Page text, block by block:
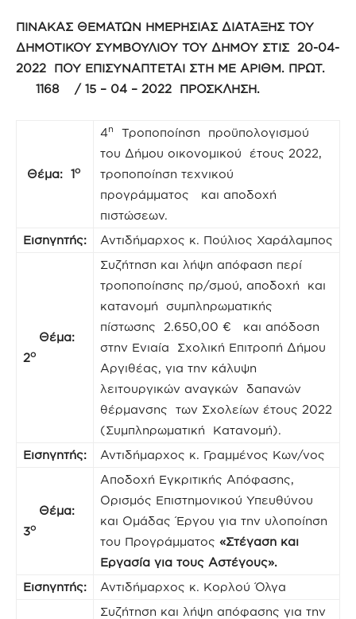
ΠΙΝΑΚΑΣ ΘΕΜΑΤΩΝ ΗΜΕΡΗΣΙΑΣ ΔΙΑΤΑΞΗΣ ΤΟΥ
ΔΗΜΟΤΙΚΟΥ ΣΥΜΒΟΥΛΙΟΥ ΤΟΥ ΔΗΜΟΥ ΣΤΙΣ 20-04-
2022 ΠΟΥ ΕΠΙΣΥΝΑΠΤΕΤΑΙ ΣΤΗ ΜΕ ΑΡΙΘΜ. ΠΡΩΤ.
1168 / 15 – 04 – 2022 ΠΡΟΣΚΛΗΣΗ.
Θέμα: 1ο
4η
Τροποποίηση προϋπολογισμού
του Δήμου οικονομικού έτους 2022,
τροποποίηση τεχνικού
προγράμματος και αποδοχή
πιστώσεων.
Εισηγητής:
Αντιδήμαρχος κ. Πούλιος Χαράλαμπος
Θέμα:
2ο
Συζήτηση και λήψη απόφαση περί
τροποποίησης πρ/σμού, αποδοχή και
κατανομή συμπληρωματικής
πίστωσης 2.650,00 € και απόδοση
στην Ενιαία Σχολική Επιτροπή Δήμου
Αργιθέας, για την κάλυψη
λειτουργικών αναγκών δαπανών
θέρμανσης των Σχολείων έτους 2022
(Συμπληρωματική Κατανομή).
Εισηγητής:
Αντιδήμαρχος κ. Γραμμένος Κων/νος
Θέμα:
3ο
Αποδοχή Εγκριτικής Απόφασης,
Ορισμός Επιστημονικού Υπευθύνου
και Ομάδας Έργου για την υλοποίηση
του Προγράμματος «Στέγαση και
Εργασία για τους Αστέγους».
Εισηγητής:
Αντιδήμαρχος κ. Κορλού Όλγα
Συζήτηση και λήψη απόφασης για την